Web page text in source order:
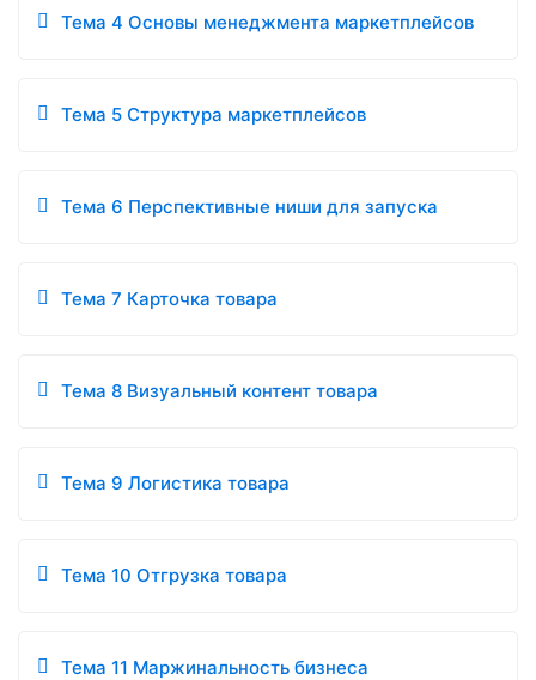
Тема 4 Основы менеджмента маркетплейсов
Тема 5 Структура маркетплейсов
Тема 6 Перспективные ниши для запуска
Тема 7 Карточка товара
Тема 8 Визуальный контент товара
Тема 9 Логистика товара
Тема 10 Отгрузка товара
Тема 11 Маржинальность бизнеса